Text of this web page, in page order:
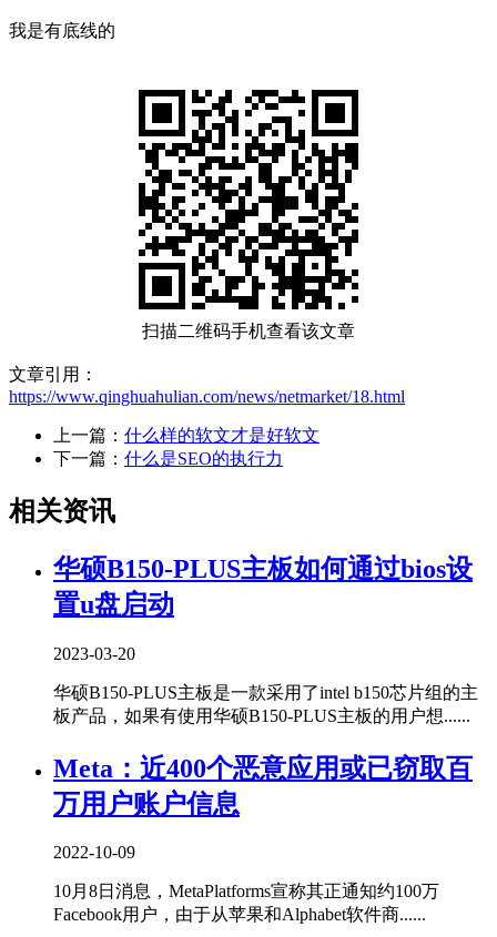
我是有底线的
扫描二维码手机查看该文章
文章引用：
https://www.qinghuahulian.com/news/netmarket/18.html
上一篇： 什么样的软文才是好软文
下一篇： 什么是SEO的执行力
相关资讯
华硕B150-PLUS主板如何通过bios设
置u盘启动
2023-03-20
华硕B150-PLUS主板是一款采用了intel b150芯片组的主
板产品，如果有使用华硕B150-PLUS主板的用户想......
Meta：近400个恶意应用或已窃取百
万用户账户信息
2022-10-09
10月8日消息，MetaPlatforms宣称其正通知约100万
Facebook用户，由于从苹果和Alphabet软件商......